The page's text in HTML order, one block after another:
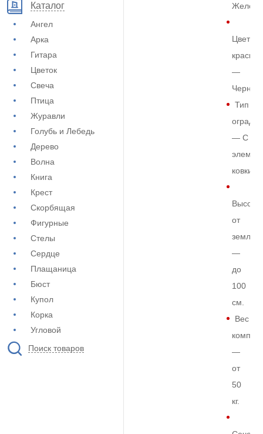
Каталог
Ангел
Арка
Гитара
Цветок
Свеча
Птица
Журавли
Голубь и Лебедь
Дерево
Волна
Книга
Крест
Скорбящая
Фигурные
Стелы
Сердце
Плащаница
Бюст
Купол
Корка
Угловой
Поиск товаров
Железо
Цвет
краски
—
Черный
Тип
ограды
— С
ковки
Высота
от
земли
—
до
100
см.
Вес
—
от
50
кг.